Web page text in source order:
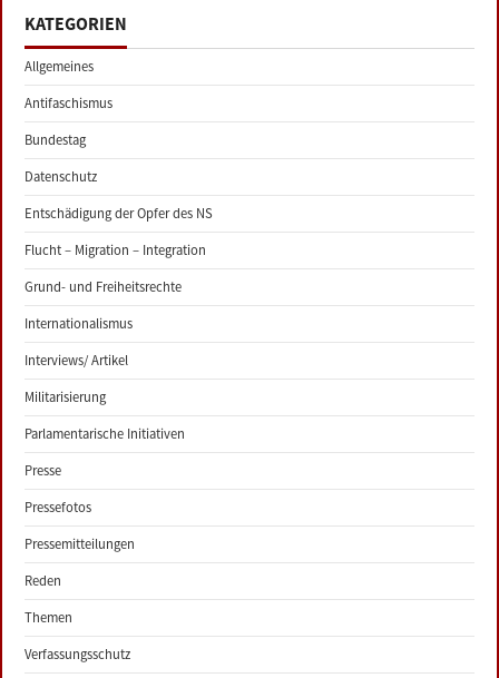
KATEGORIEN
Allgemeines
Antifaschismus
Bundestag
Datenschutz
Entschädigung der Opfer des NS
Flucht – Migration – Integration
Grund- und Freiheitsrechte
Internationalismus
Interviews/ Artikel
Militarisierung
Parlamentarische Initiativen
Presse
Pressefotos
Pressemitteilungen
Reden
Themen
Verfassungsschutz